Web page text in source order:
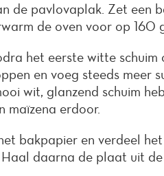
de pavlovaplak. Zet een
de oven voor op 160
het eerste witte schuim
en voeg steeds meer
wit, glanzend schuim
maïzena erdoor.
bakpapier en verdeel
daarna de plaat uit